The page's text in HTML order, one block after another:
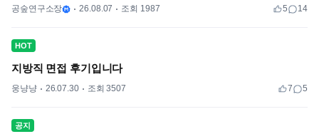
공숲연구소장 26.08.07 조회 1987 5 14
HOT
지방직 면접 후기입니다
웅냥냥 26.07.30 조회 3507 7 5
공지